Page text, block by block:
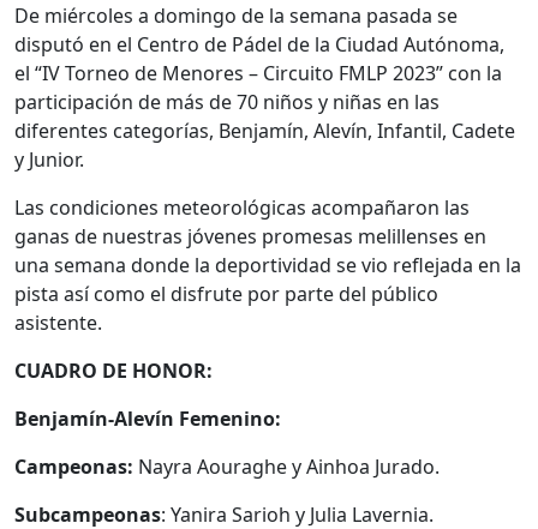
De miércoles a domingo de la semana pasada se
disputó en el Centro de Pádel de la Ciudad Autónoma,
el “IV Torneo de Menores – Circuito FMLP 2023” con la
participación de más de 70 niños y niñas en las
diferentes categorías, Benjamín, Alevín, Infantil, Cadete
y Junior.
Las condiciones meteorológicas acompañaron las
ganas de nuestras jóvenes promesas melillenses en
una semana donde la deportividad se vio reflejada en la
pista así como el disfrute por parte del público
asistente.
CUADRO DE HONOR:
Benjamín-Alevín Femenino:
Campeonas: Nayra Aouraghe y Ainhoa Jurado.
Subcampeonas: Yanira Sarioh y Julia Lavernia.